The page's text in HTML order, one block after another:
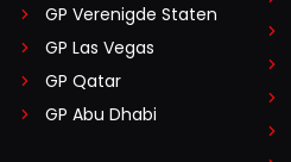
GP Verenigde Staten
GP Las Vegas
GP Qatar
GP Abu Dhabi